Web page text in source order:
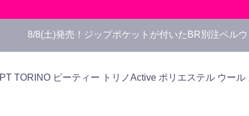
8/8(土)発売！ジップポケットが付いたBR別注ベル
PT TORINO ピーティー トリノActive ポリエステル ウー